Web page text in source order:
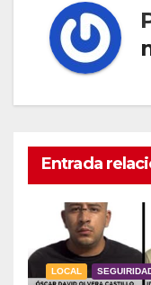
Entrada
LOCAL